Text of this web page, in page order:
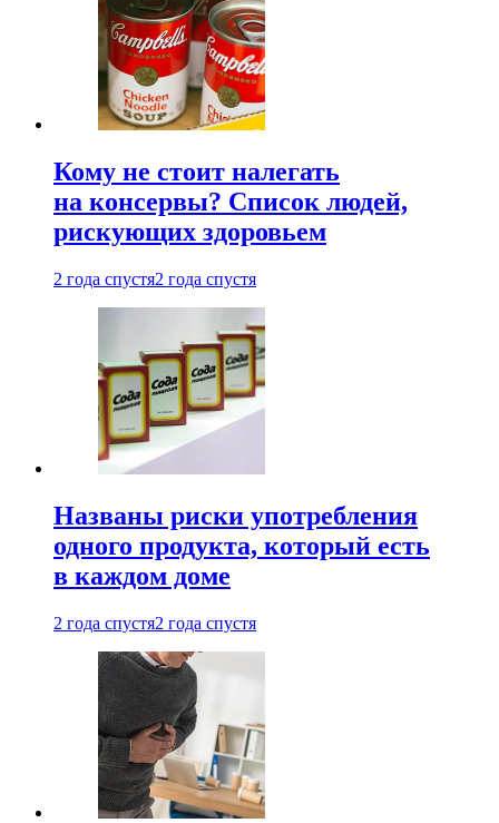
Кому не стоит налегать
на консервы? Список людей,
рискующих здоровьем
2 года спустя2 года спустя
Названы риски употребления
одного продукта, который есть
в каждом доме
2 года спустя2 года спустя